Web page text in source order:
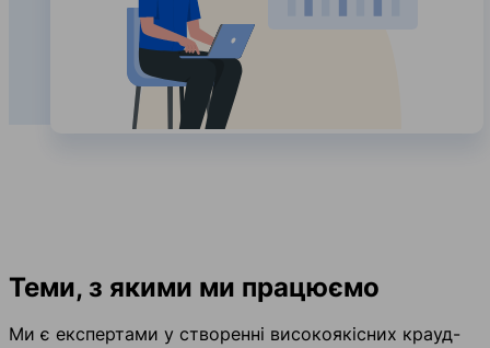
Теми, з якими ми працюємо
Ми є експертами у створенні високоякісних крауд-